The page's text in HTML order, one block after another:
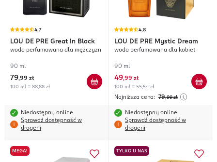
4,7
LOU DE PRE Great In Black
woda perfumowana dla mężczyzn
90 ml
79,99 zł
100 ml = 88,88 zł
Niedostępny online
Sprawdź dostępność w
drogerii
4,8
LOU DE PRE Mystic Dream
woda perfumowana dla kobiet
90 ml
49,99 zł
100 ml = 55,54 zł
Najniższa cena: 79,99 zł
Niedostępny online
Sprawdź dostępność w
drogerii
MEGA! TYLKO U NAS